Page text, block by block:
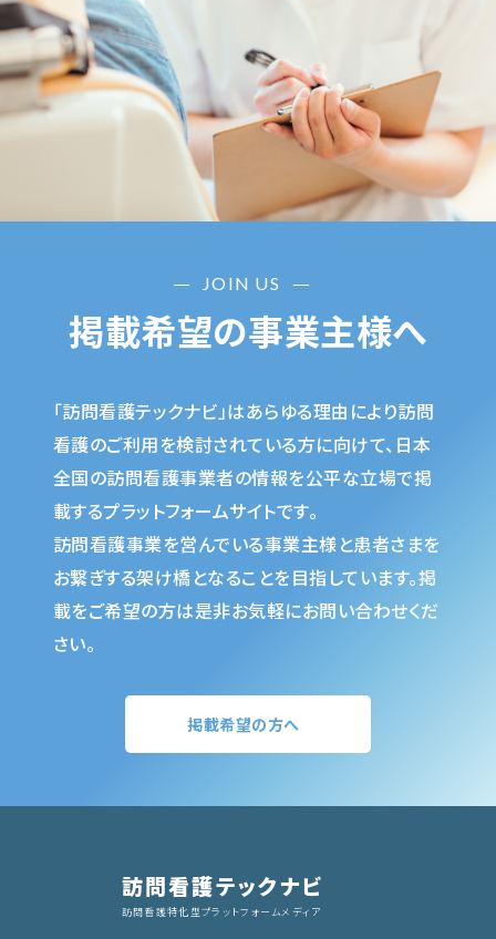
JOIN US
掲載希望の事業主様へ
「訪問看護テックナビ」はあらゆる理由により訪問
看護のご利用を検討されている方に向けて、日本
全国の訪問看護事業者の情報を公平な立場で掲
載するプラットフォームサイトです。
訪問看護事業を営んでいる事業主様と患者さまを
お繋ぎする架け橋となることを目指しています。掲
載をご希望の方は是非お気軽にお問い合わせくだ
さい。
掲載希望の方へ
訪問看護テックナビ
訪問看護特化型プラットフォームメディア